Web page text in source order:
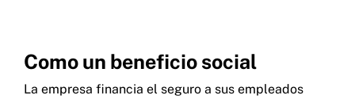
urgencias en el extranjero y más*
Como un beneficio social
La empresa financia el seguro a sus empleados